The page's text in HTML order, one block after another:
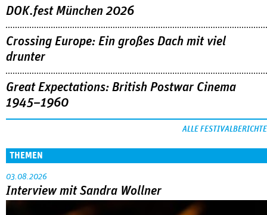
DOK.fest München 2026
Crossing Europe: Ein großes Dach mit viel
drunter
Great Expectations: British Postwar Cinema
1945–1960
ALLE FESTIVALBERICHTE
THEMEN
03.08.2026
Interview mit Sandra Wollner